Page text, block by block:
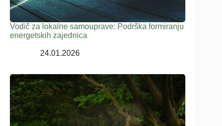
Vodič za lokalne samouprave: Podrška formiranju
energetskih zajednica
24.01.2026